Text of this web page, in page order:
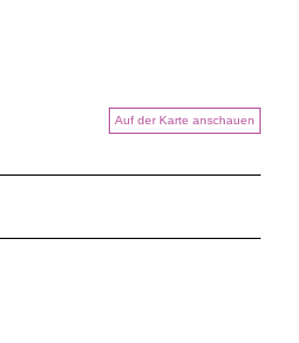
Auf der Karte anschauen